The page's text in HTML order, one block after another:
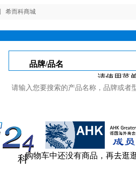
希而科商城
请使用菜
购物车中还没有商品，再去逛
品牌/品名